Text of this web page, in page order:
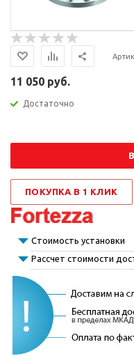
11 050 руб.
Достаточно
ПОКУПКА В 1 КЛИК
Стоимость установки
Рассчет стоимости